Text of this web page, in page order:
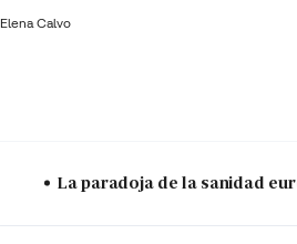
Elena Calvo
La paradoja de la sanidad